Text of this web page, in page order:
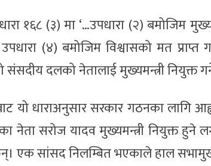
१६८ (३) मा ‘…उपधारा (२) बमोजिम
(४) बमोजिम विश्वासको मत
दलको नेतालाई मुख्यमन्त्री नियुक्त
यो धाराअनुसार सरकार गठनका
नेता सरोज यादव मुख्यमन्त्री नियुक्त
एक सांसद निलम्बित भएकाले हाल